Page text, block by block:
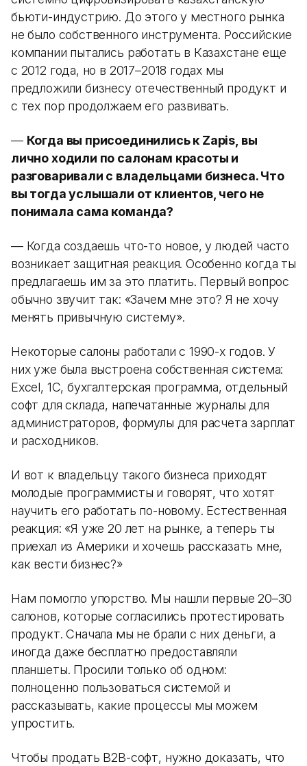
бьюти-индустрию. До этого у местного рынка
не было собственного инструмента. Российские
компании пытались работать в Казахстане еще
с 2012 года, но в 2017–2018 годах мы
предложили бизнесу отечественный продукт и
с тех пор продолжаем его развивать.
— Когда вы присоединились к Zapis, вы
лично ходили по салонам красоты и
разговаривали с владельцами бизнеса. Что
вы тогда услышали от клиентов, чего не
понимала сама команда?
— Когда создаешь что-то новое, у людей часто
возникает защитная реакция. Особенно когда ты
предлагаешь им за это платить. Первый вопрос
обычно звучит так: «Зачем мне это? Я не хочу
менять привычную систему».
Некоторые салоны работали с 1990-х годов. У
них уже была выстроена собственная система:
Excel, 1С, бухгалтерская программа, отдельный
софт для склада, напечатанные журналы для
администраторов, формулы для расчета зарплат
и расходников.
И вот к владельцу такого бизнеса приходят
молодые программисты и говорят, что хотят
научить его работать по-новому. Естественная
реакция: «Я уже 20 лет на рынке, а теперь ты
приехал из Америки и хочешь рассказать мне,
как вести бизнес?»
Нам помогло упорство. Мы нашли первые 20–30
салонов, которые согласились протестировать
продукт. Сначала мы не брали с них деньги, а
иногда даже бесплатно предоставляли
планшеты. Просили только об одном:
полноценно пользоваться системой и
рассказывать, какие процессы мы можем
упростить.
Чтобы продать B2B-софт, нужно доказать, что